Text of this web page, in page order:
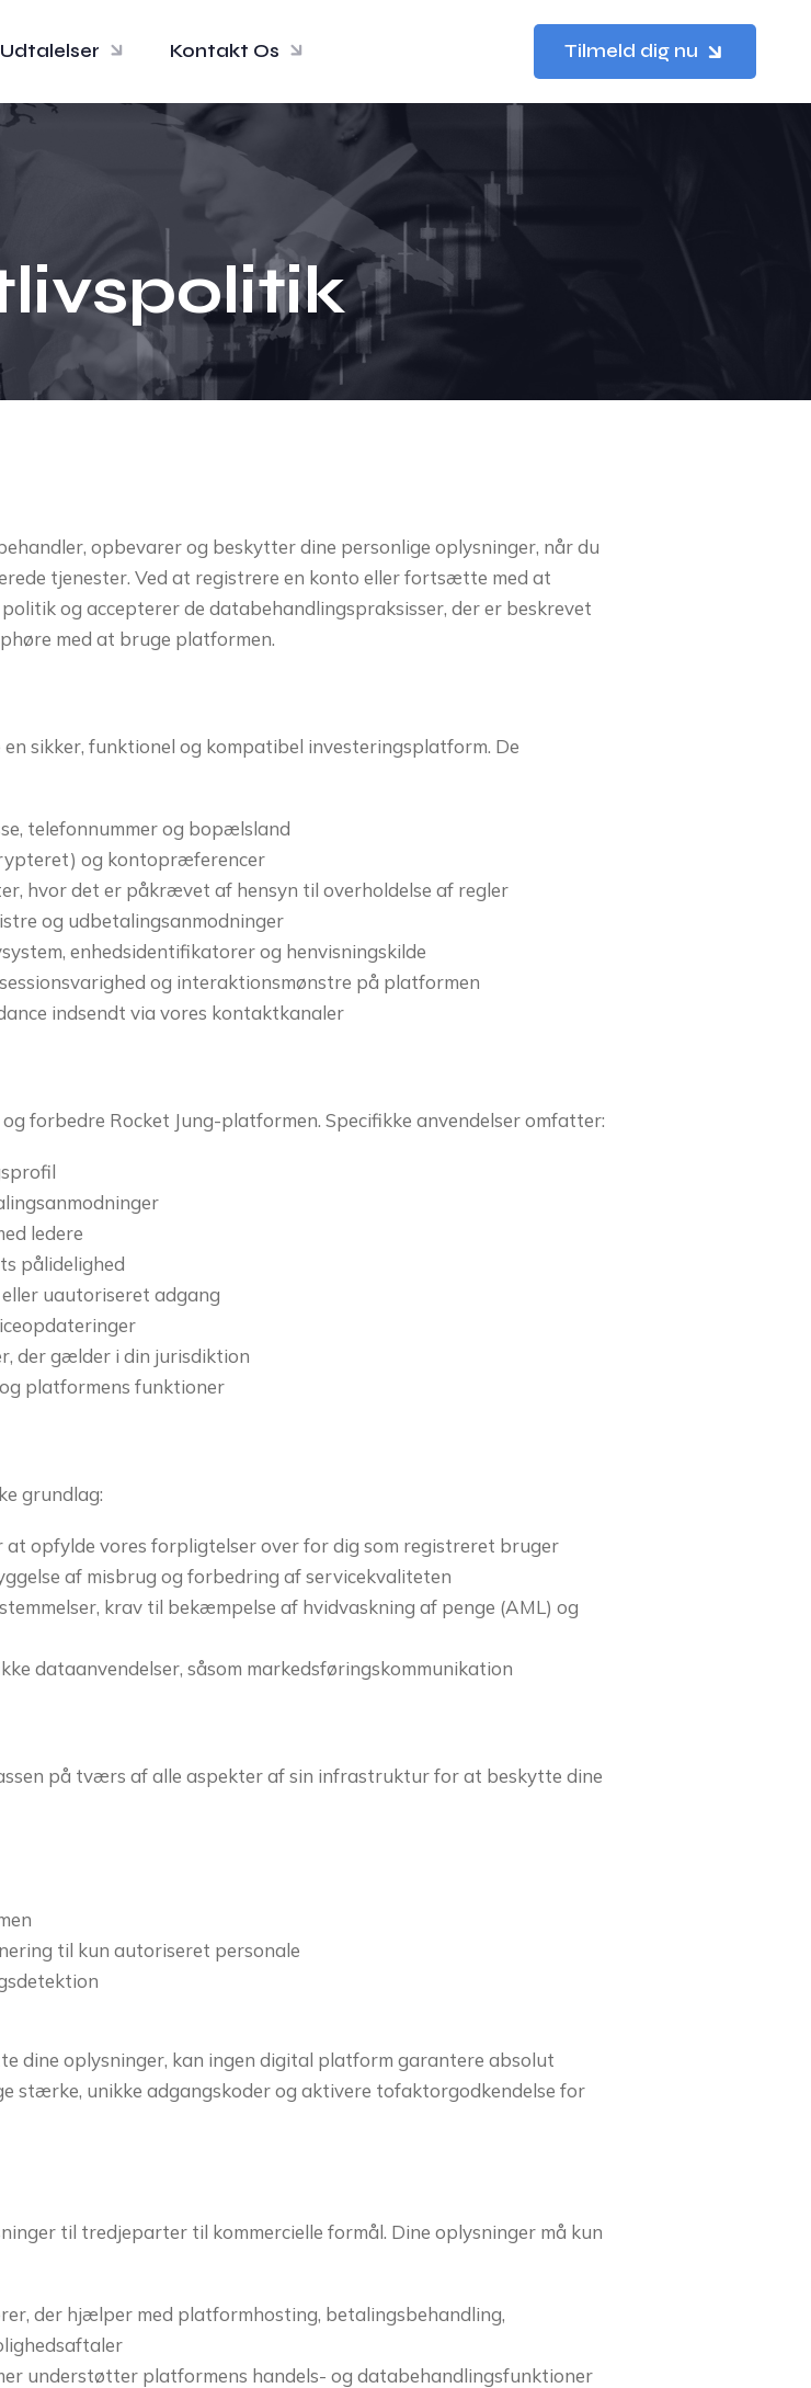
Udtalelser Kontakt Os Tilmeld dig nu
opbevarer og beskytter dine personlige oplysninger, når du
tjenester. Ved at registrere en konto eller fortsætte med at
og accepterer de databehandlingspraksisser, der er beskrevet
med at bruge platformen.
sikker, funktionel og kompatibel investeringsplatform. De
telefonnummer og bopælsland
og kontopræferencer
hvor det er påkrævet af hensyn til overholdelse af regler
og udbetalingsanmodninger
enhedsidentifikatorer og henvisningskilde
og interaktionsmønstre på platformen
indsendt via vores kontaktkanaler
forbedre Rocket Jung-platformen. Specifikke anvendelser omfatter:
ledere
pålidelighed
uautoriseret adgang
der gælder i din jurisdiktion
platformens funktioner
grundlag:
opfylde vores forpligtelser over for dig som registreret bruger
af misbrug og forbedring af servicekvaliteten
krav til bekæmpelse af hvidvaskning af penge (AML) og
dataanvendelser, såsom markedsføringskommunikation
på tværs af alle aspekter af sin infrastruktur for at beskytte dine
til kun autoriseret personale
dine oplysninger, kan ingen digital platform garantere absolut
stærke, unikke adgangskoder og aktivere tofaktorgodkendelse for
til tredjeparter til kommercielle formål. Dine oplysninger må kun
der hjælper med platformhosting, betalingsbehandling,
understøtter platformens handels- og databehandlingsfunktioner